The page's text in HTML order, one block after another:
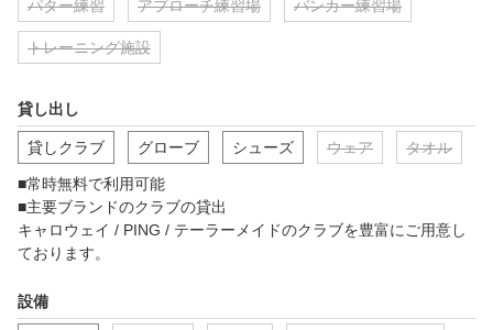
ートで、本物さながらのラウンドプレーを体感することができま
す。また、どこにボールを置いても最新のセンサーが自動でボー
ルを認識し、ストレスフリーに快適なゴルフを楽しむことができ
◇緻密なショット分析
VISIONセンサーで正確に取得されたショットを、ヘッド軌道、ク
ラブフェース、ボールスピード、ミートポイント打ち出し角度な
どの情報で分析できます。
◇GOLFZON カード
打席でプレイ時にカードリーダーにふれるだけでログインができ
ます。ログインラウンド後、マイページにてご自身のラウンド結
ただけます。
パター練習 アプローチ練習場 バンカー練習場
トレーニング施設
貸し出し
貸しクラブ グローブ シューズ ウェア タオル
■常時無料で利用可能
■主要ブランドのクラブの貸出
キャロウェイ / PING / テーラーメイドのクラブを豊富にご用意し
ております。
設備